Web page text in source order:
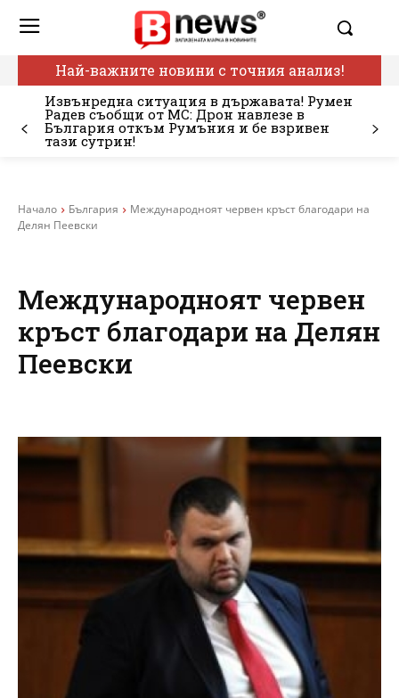
Най-важните новини с точния анализ!
Извънредна ситуация в държавата! Румен
Радев съобщи от МС: Дрон навлезе в
България откъм Румъния и бе взривен
тази сутрин!
Начало България
Международноят червен кръст благодари на
Делян Пеевски
Международноят червен
кръст благодари на Делян
Пеевски